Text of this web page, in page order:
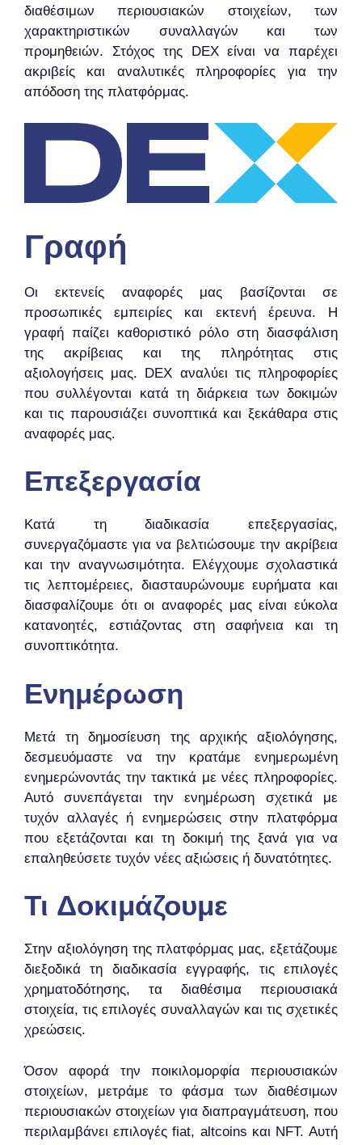
διαθέσιμων περιουσιακών στοιχείων, των
χαρακτηριστικών συναλλαγών και των
προμηθειών. Στόχος της DEX είναι να παρέχει
ακριβείς και αναλυτικές πληροφορίες για την
απόδοση της πλατφόρμας.
Γραφή
Οι εκτενείς αναφορές μας βασίζονται σε
προσωπικές εμπειρίες και εκτενή έρευνα. Η
γραφή παίζει καθοριστικό ρόλο στη διασφάλιση
της ακρίβειας και της πληρότητας στις
αξιολογήσεις μας. DEX αναλύει τις πληροφορίες
που συλλέγονται κατά τη διάρκεια των δοκιμών
και τις παρουσιάζει συνοπτικά και ξεκάθαρα στις
αναφορές μας.
Επεξεργασία
Κατά τη διαδικασία επεξεργασίας,
συνεργαζόμαστε για να βελτιώσουμε την ακρίβεια
και την αναγνωσιμότητα. Ελέγχουμε σχολαστικά
τις λεπτομέρειες, διασταυρώνουμε ευρήματα και
διασφαλίζουμε ότι οι αναφορές μας είναι εύκολα
κατανοητές, εστιάζοντας στη σαφήνεια και τη
συνοπτικότητα.
Ενημέρωση
Μετά τη δημοσίευση της αρχικής αξιολόγησης,
δεσμευόμαστε να την κρατάμε ενημερωμένη
ενημερώνοντάς την τακτικά με νέες πληροφορίες.
Αυτό συνεπάγεται την ενημέρωση σχετικά με
τυχόν αλλαγές ή ενημερώσεις στην πλατφόρμα
που εξετάζονται και τη δοκιμή της ξανά για να
επαληθεύσετε τυχόν νέες αξιώσεις ή δυνατότητες.
Τι Δοκιμάζουμε
Στην αξιολόγηση της πλατφόρμας μας, εξετάζουμε
διεξοδικά τη διαδικασία εγγραφής, τις επιλογές
χρηματοδότησης, τα διαθέσιμα περιουσιακά
στοιχεία, τις επιλογές συναλλαγών και τις σχετικές
χρεώσεις.
Όσον αφορά την ποικιλομορφία περιουσιακών
στοιχείων, μετράμε το φάσμα των διαθέσιμων
περιουσιακών στοιχείων για διαπραγμάτευση, που
περιλαμβάνει επιλογές fiat, altcoins και NFT. Αυτή